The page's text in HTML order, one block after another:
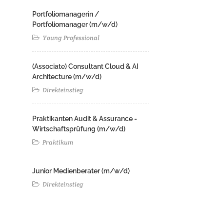
Portfoliomanagerin /
Portfoliomanager (m/w/d)
Young Professional
(Associate) Consultant Cloud & AI
Architecture (m/w/d)​ ​
Direkteinstieg
Praktikanten Audit & Assurance -
Wirtschaftsprüfung (m/w/d)
Praktikum
Junior Medienberater (m/w/d)
Direkteinstieg